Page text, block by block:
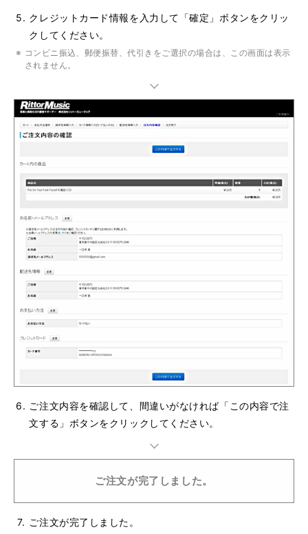
クレジットカード情報を入力して「確定」ボタンをクリッ
クしてください。
コンビニ振込、郵便振替、代引きをご選択の場合は、この画面は表示
されません。
ご注文内容を確認して、間違いがなければ「この内容で注
文する」ボタンをクリックしてください。
ご注文が完了しました。
ご注文が完了しました。